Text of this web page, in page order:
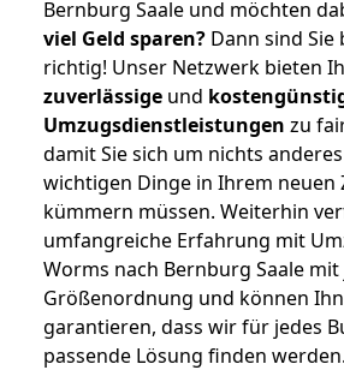
Bernburg Saale und möchten
viel Geld sparen? Dann sind Sie
richtig! Unser Netzwerk bieten
zuverlässige und
Umzugsdienstleistungen zu
damit Sie sich um nichts
wichtigen Dinge in Ihrem neuen
kümmern müssen. Weiterhin
umfangreiche Erfahrung mit
Worms nach Bernburg Saale
Größenordnung und können
garantieren, dass wir für jedes
passende Lösung finden werden.